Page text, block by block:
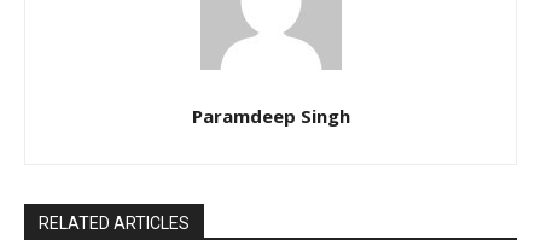
Paramdeep Singh
RELATED ARTICLES